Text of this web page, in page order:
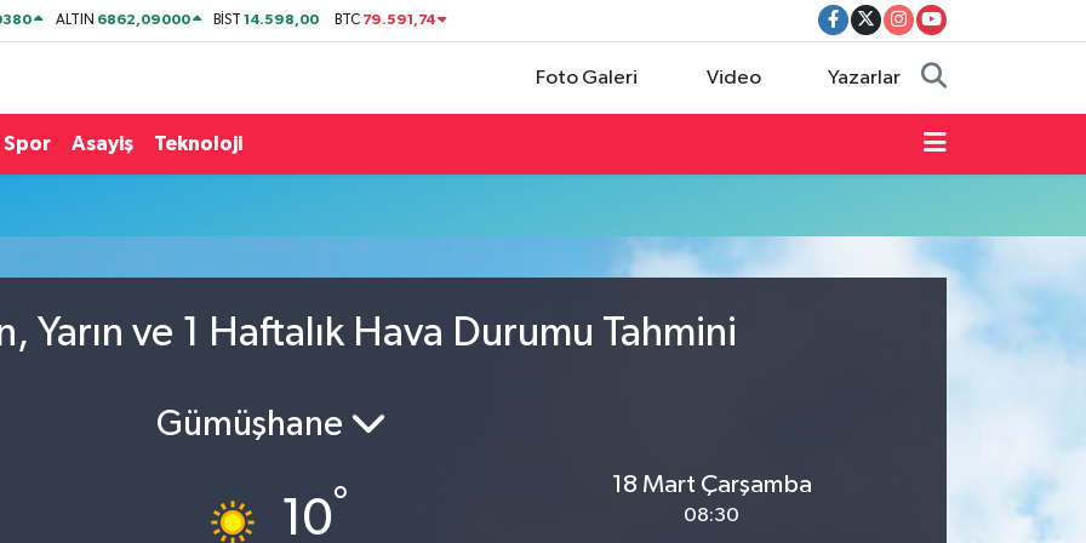
ALTIN 6862,09000 BİST14.598,00 BTC 79.591,74
Foto Galeri Video Yazarlar
Spor Asayiş Teknoloji
Yarın ve 1 Haftalık Hava Durumu Tahmini
Gümüşhane
10°
18 Mart Çarşamba
08:30